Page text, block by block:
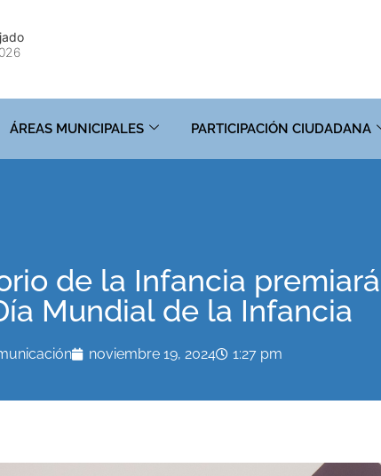
ÁREAS MUNICIPALES PARTICIPACIÓN CIUDADANA
de la Infancia
Mundial de la Infancia
noviembre 19, 2024 1:27 pm